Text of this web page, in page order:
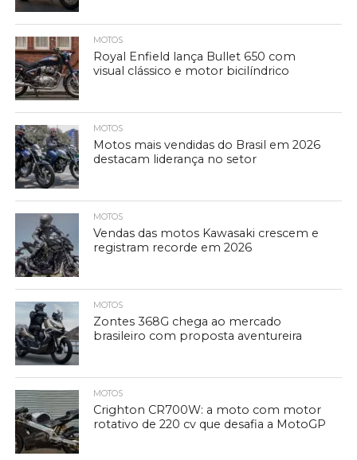
MOTOS
Royal Enfield lança Bullet 650 com
visual clássico e motor bicilíndrico
MOTOS
Motos mais vendidas do Brasil em 2026
destacam liderança no setor
MOTOS
Vendas das motos Kawasaki crescem e
registram recorde em 2026
MOTOS
Zontes 368G chega ao mercado
brasileiro com proposta aventureira
MOTOS
Crighton CR700W: a moto com motor
rotativo de 220 cv que desafia a MotoGP